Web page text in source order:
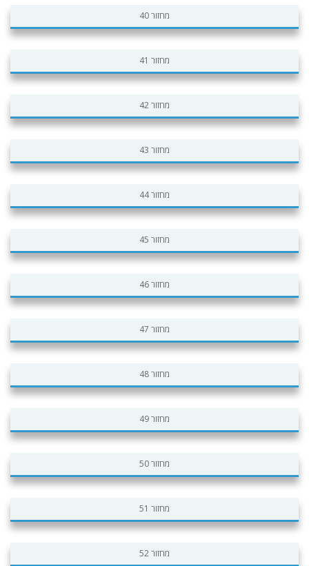
מחזור 40
מחזור 41
מחזור 42
מחזור 43
מחזור 44
מחזור 45
מחזור 46
מחזור 47
מחזור 48
מחזור 49
מחזור 50
מחזור 51
מחזור 52